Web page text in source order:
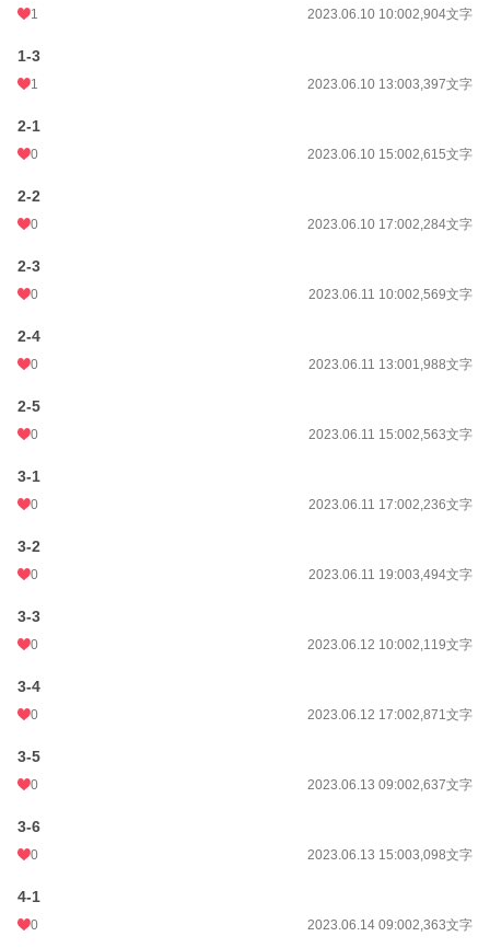
月間ポイント
累計ポイント
1 2023.06.10 10:002,904文字
1-3
1 2023.06.10 13:003,397文字
2-1
0 2023.06.10 15:002,615文字
2-2
0 2023.06.10 17:002,284文字
2-3
0 2023.06.11 10:002,569文字
2-4
0 2023.06.11 13:001,988文字
2-5
0 2023.06.11 15:002,563文字
3-1
0 2023.06.11 17:002,236文字
3-2
0 2023.06.11 19:003,494文字
3-3
0 2023.06.12 10:002,119文字
3-4
0 2023.06.12 17:002,871文字
3-5
0 2023.06.13 09:002,637文字
3-6
0 2023.06.13 15:003,098文字
4-1
0 2023.06.14 09:002,363文字